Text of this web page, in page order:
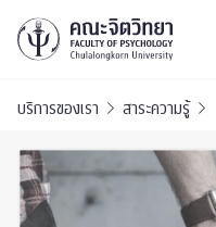
บริการของเรา สาระความรู้